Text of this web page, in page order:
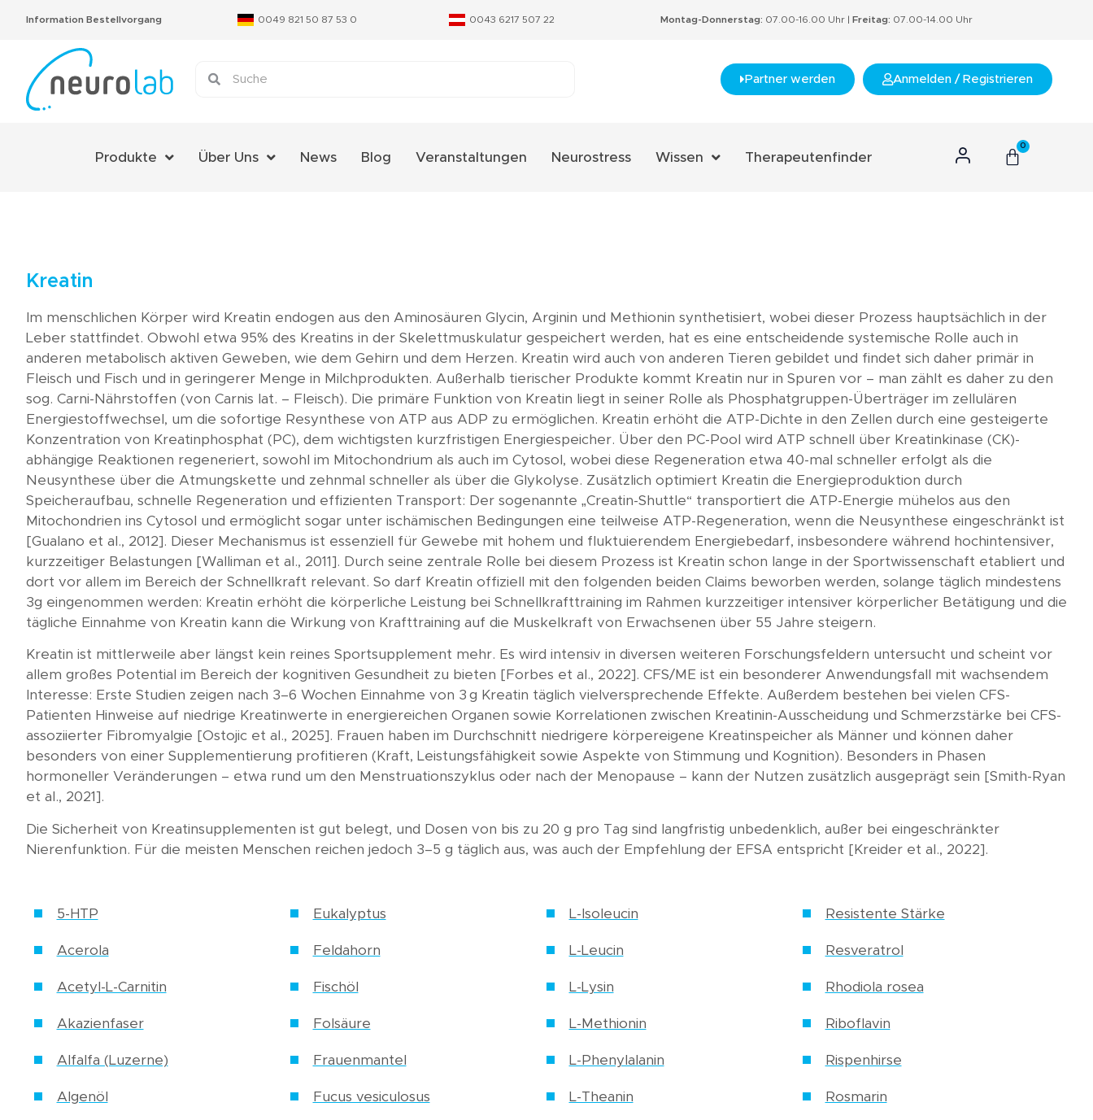
Information Bestellvorgang 0049 821 50 87 53 0 0043 6217 507 22 Montag-Donnerstag: 07.00-16.00 Uhr | Freitag: 07.00-14.00 Uhr
Partner werden Anmelden / Registrieren
Produkte Über Uns
Expertenmeinungen
Häufig gestellte
Fragen
News Blog Veranstaltungen Neurostress Wissen
Therapiekonzept
Akademie
Therapeutenfinder
0
Kreatin
Im menschlichen Körper wird Kreatin endogen aus den Aminosäuren Glycin, Arginin und Methionin synthetisiert, wobei dieser Prozess hauptsächlich in der
Leber stattfindet. Obwohl etwa 95% des Kreatins in der Skelettmuskulatur gespeichert werden, hat es eine entscheidende systemische Rolle auch in
anderen metabolisch aktiven Geweben, wie dem Gehirn und dem Herzen. Kreatin wird auch von anderen Tieren gebildet und findet sich daher primär in
Fleisch und Fisch und in geringerer Menge in Milchprodukten. Außerhalb tierischer Produkte kommt Kreatin nur in Spuren vor – man zählt es daher zu den
sog. Carni-Nährstoffen (von Carnis lat. – Fleisch). Die primäre Funktion von Kreatin liegt in seiner Rolle als Phosphatgruppen-Überträger im zellulären
Energiestoffwechsel, um die sofortige Resynthese von ATP aus ADP zu ermöglichen. Kreatin erhöht die ATP-Dichte in den Zellen durch eine gesteigerte
Konzentration von Kreatinphosphat (PC), dem wichtigsten kurzfristigen Energiespeicher. Über den PC-Pool wird ATP schnell über Kreatinkinase (CK)-
abhängige Reaktionen regeneriert, sowohl im Mitochondrium als auch im Cytosol, wobei diese Regeneration etwa 40-mal schneller erfolgt als die
Neusynthese über die Atmungskette und zehnmal schneller als über die Glykolyse. Zusätzlich optimiert Kreatin die Energieproduktion durch
Speicheraufbau, schnelle Regeneration und effizienten Transport: Der sogenannte „Creatin-Shuttle“ transportiert die ATP-Energie mühelos aus den
Mitochondrien ins Cytosol und ermöglicht sogar unter ischämischen Bedingungen eine teilweise ATP-Regeneration, wenn die Neusynthese eingeschränkt ist
[Gualano et al., 2012]. Dieser Mechanismus ist essenziell für Gewebe mit hohem und fluktuierendem Energiebedarf, insbesondere während hochintensiver,
kurzzeitiger Belastungen [Walliman et al., 2011]. Durch seine zentrale Rolle bei diesem Prozess ist Kreatin schon lange in der Sportwissenschaft etabliert und
dort vor allem im Bereich der Schnellkraft relevant. So darf Kreatin offiziell mit den folgenden beiden Claims beworben werden, solange täglich mindestens
3g eingenommen werden: Kreatin erhöht die körperliche Leistung bei Schnellkrafttraining im Rahmen kurzzeitiger intensiver körperlicher Betätigung und die
tägliche Einnahme von Kreatin kann die Wirkung von Krafttraining auf die Muskelkraft von Erwachsenen über 55 Jahre steigern.
Kreatin ist mittlerweile aber längst kein reines Sportsupplement mehr. Es wird intensiv in diversen weiteren Forschungsfeldern untersucht und scheint vor
allem großes Potential im Bereich der kognitiven Gesundheit zu bieten [Forbes et al., 2022]. CFS/ME ist ein besonderer Anwendungsfall mit wachsendem
Interesse: Erste Studien zeigen nach 3–6 Wochen Einnahme von 3 g Kreatin täglich vielversprechende Effekte. Außerdem bestehen bei vielen CFS-
Patienten Hinweise auf niedrige Kreatinwerte in energiereichen Organen sowie Korrelationen zwischen Kreatinin-Ausscheidung und Schmerzstärke bei CFS-
assoziierter Fibromyalgie [Ostojic et al., 2025]. Frauen haben im Durchschnitt niedrigere körpereigene Kreatinspeicher als Männer und können daher
besonders von einer Supplementierung profitieren (Kraft, Leistungsfähigkeit sowie Aspekte von Stimmung und Kognition). Besonders in Phasen
hormoneller Veränderungen – etwa rund um den Menstruationszyklus oder nach der Menopause – kann der Nutzen zusätzlich ausgeprägt sein [Smith-Ryan
et al., 2021].
Die Sicherheit von Kreatinsupplementen ist gut belegt, und Dosen von bis zu 20 g pro Tag sind langfristig unbedenklich, außer bei eingeschränkter
Nierenfunktion. Für die meisten Menschen reichen jedoch 3–5 g täglich aus, was auch der Empfehlung der EFSA entspricht [Kreider et al., 2022].
5-HTP
Acerola
Acetyl-L-Carnitin
Akazienfaser
Alfalfa (Luzerne)
Algenöl
Eukalyptus
Feldahorn
Fischöl
Folsäure
Frauenmantel
Fucus vesiculosus
L-Isoleucin
L-Leucin
L-Lysin
L-Methionin
L-Phenylalanin
L-Theanin
Resistente Stärke
Resveratrol
Rhodiola rosea
Riboflavin
Rispenhirse
Rosmarin